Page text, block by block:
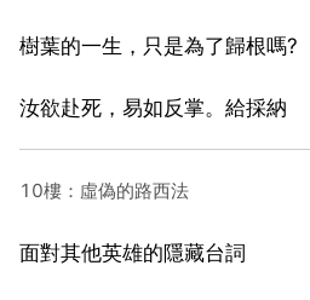
樹葉的一生，只是為了歸根嗎?
汝欲赴死，易如反掌。給採納
10樓：虛偽的路西法
面對其他英雄的隱藏台詞